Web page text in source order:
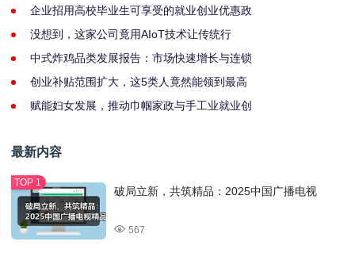
企业招用高校毕业生可享受的就业创业优惠政
没想到，这家公司竟用AIoT技术让传统行
中式炸鸡品类发展报告：市场快速增长与连锁
创业补贴范围扩大，这5类人竟然能领到最高
赋能妇女发展，推动巾帼家政与手工业就业创
最新内容
破局立新，共筑精品：2025中国广播电视
567